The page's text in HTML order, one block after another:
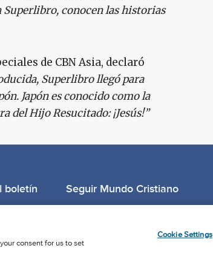
Superlibro, conocen las historias
de CBN Asia, declaró
Superlibro llegó para
Japón es conocido como la
del Hijo Resucitado: ¡Jesús!”
boletín Seguir Mundo Cristiano
of Use Cookie Policy
consent for us to set
Cookie Settings